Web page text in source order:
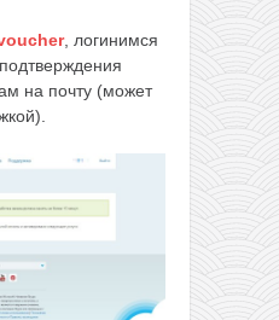
, логинимся
на почту (может